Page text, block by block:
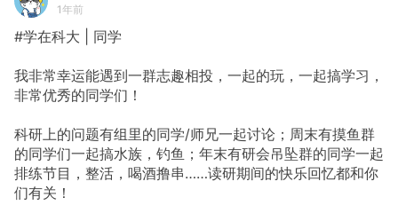
1年前
#学在科大 | 同学
我非常幸运能遇到一群志趣相投，一起的玩，一起搞学习，
非常优秀的同学们！
科研上的问题有组里的同学/师兄一起讨论；周末有摸鱼群
的同学们一起搞水族，钓鱼；年末有研会吊坠群的同学一起
排练节目，整活，喝酒撸串……读研期间的快乐回忆都和你
们有关！